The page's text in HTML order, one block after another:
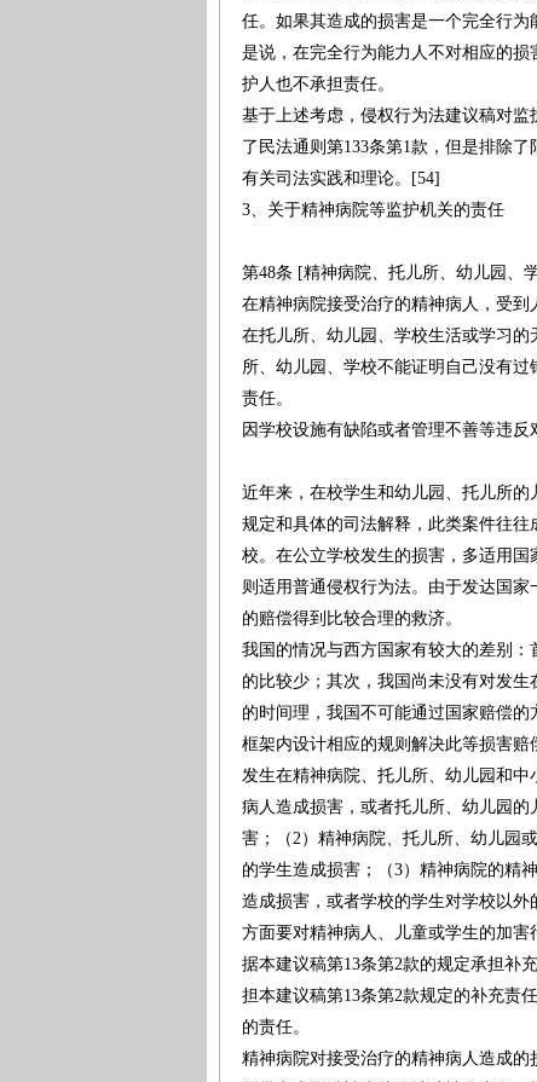
任。如果其造成的损害是一个完全行
是说，在完全行为能力人不对相应的
护人也不承担责任。
基于上述考虑，侵权行为法建议稿对
了民法通则第133条第1款，但是排除
有关司法实践和理论。[54]
3、关于精神病院等监护机关的责任
第48条 [精神病院、托儿所、幼儿园、
在精神病院接受治疗的精神病人，受到
在托儿所、幼儿园、学校生活或学习
所、幼儿园、学校不能证明自己没有
责任。
因学校设施有缺陷或者管理不善等违
近年来，在校学生和幼儿园、托儿所
规定和具体的司法解释，此类案件往
校。在公立学校发生的损害，多适用
则适用普通侵权行为法。由于发达国
的赔偿得到比较合理的救济。
我国的情况与西方国家有较大的差别
的比较少；其次，我国尚未没有对发
的时间理，我国不可能通过国家赔偿
框架内设计相应的规则解决此等损害赔
发生在精神病院、托儿所、幼儿园和
病人造成损害，或者托儿所、幼儿园
害；（2）精神病院、托儿所、幼儿园
的学生造成损害；（3）精神病院的精
造成损害，或者学校的学生对学校以
方面要对精神病人、儿童或学生的加
据本建议稿第13条第2款的规定承担补
担本建议稿第13条第2款规定的补充责
的责任。
精神病院对接受治疗的精神病人造成